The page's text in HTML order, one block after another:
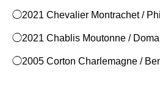
◯2021 Chevalier Montrachet /
◯2021 Chablis Moutonne /
◯2005 Corton Charlemagne /